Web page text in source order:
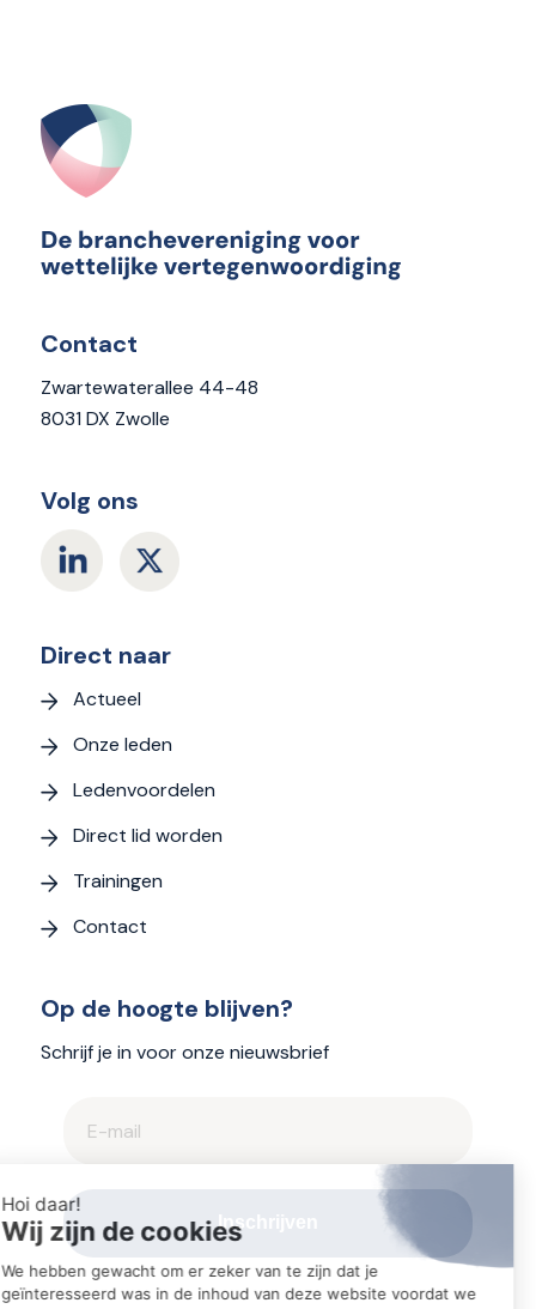
Contact
Zwartewaterallee 44-48
8031 DX Zwolle
Volg ons
Direct naar
Actueel
Onze leden
Ledenvoordelen
Direct lid worden
Trainingen
Contact
Op de hoogte blijven?
Schrijf je in voor onze nieuwsbrief